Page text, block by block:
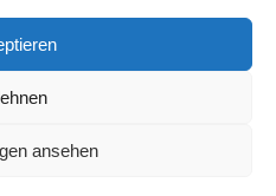
ansehen